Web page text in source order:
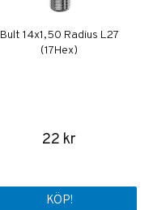
Bult 14x1,50 Radius L27
(17Hex)
22 kr
KÖP!